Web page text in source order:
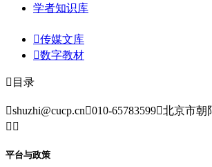
学者知识库
传媒文库
数字教材
 目录
shuzhi@cucp.cn010-65783599北京市朝
 
平台与政策